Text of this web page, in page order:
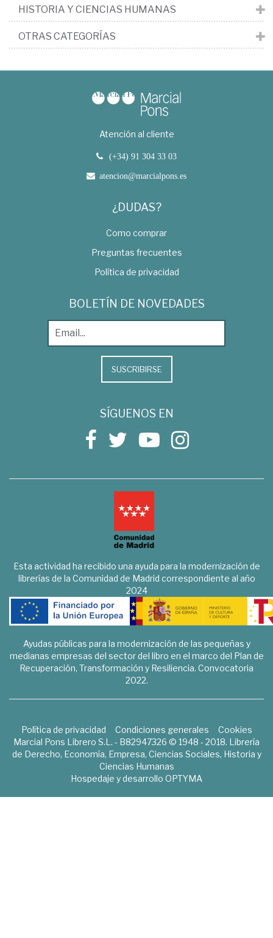
HISTORIA Y CIENCIAS HUMANAS
OTRAS CATEGORÍAS
Atención al cliente
(+34) 91 304 33 03
atencion@marcialpons.es
¿DUDAS?
Como comprar
Preguntas frecuentes
Política de privacidad
BOLETÍN DE NOVEDADES
SUSCRIBIRSE
SÍGUENOS EN
Esta actividad ha recibido una ayuda para la modernización de
librerías de la Comunidad de Madrid correspondiente al año
2024
Ayudas públicas para la modernización de las pequeñas y
medianas empresas del sector del libro en el marco del Plan de
Recuperación, Transformación y Resiliencia. Convocatoria
2022.
Política de privacidad Condiciones generales
Cookies
Marcial Pons Librero S.L. - B82947326 © 1948 - 2018. Librería
de Derecho, Economía, Empresa, Ciencias Sociales, Historia y
Ciencias Humanas
Hospedaje y desarrollo OPTYMA